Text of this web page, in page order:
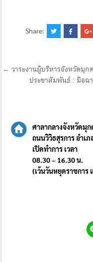
Share:
แนะแนว
← วาระงานผู้บริหารจังหวัดมุก
ประชาสัมพันธ์ : มิจฉ
ศาลากลางจังหวัดมุก
ถนนวิวิธสุรการ อำเ
เปิดทำการ เวลา
08.30 – 16.30 น.
(เว้นวันหยุดราชกา